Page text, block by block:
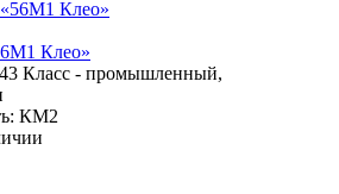
Клео»
43 Класс - промышленный,
КМ2